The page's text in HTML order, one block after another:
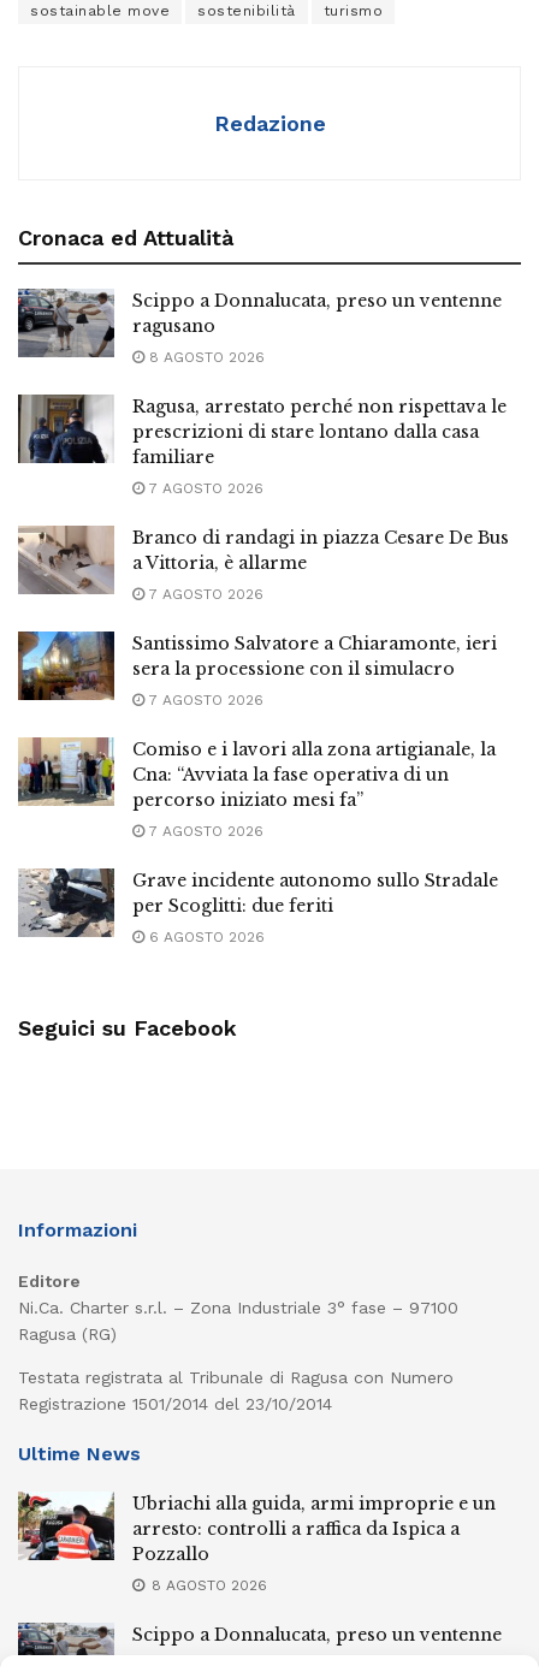
sostainable move sostenibilità turismo
Redazione
Cronaca ed Attualità
Scippo a Donnalucata, preso un ventenne
ragusano
8 AGOSTO 2026
Ragusa, arrestato perché non rispettava le
prescrizioni di stare lontano dalla casa
familiare
7 AGOSTO 2026
Branco di randagi in piazza Cesare De Bus
a Vittoria, è allarme
7 AGOSTO 2026
Santissimo Salvatore a Chiaramonte, ieri
sera la processione con il simulacro
7 AGOSTO 2026
Comiso e i lavori alla zona artigianale, la
Cna: “Avviata la fase operativa di un
percorso iniziato mesi fa”
7 AGOSTO 2026
Grave incidente autonomo sullo Stradale
per Scoglitti: due feriti
6 AGOSTO 2026
Seguici su Facebook
Informazioni
Editore
Ni.Ca. Charter s.r.l. – Zona Industriale 3° fase – 97100
Ragusa (RG)
Testata registrata al Tribunale di Ragusa con Numero
Registrazione 1501/2014 del 23/10/2014
Ultime News
Ubriachi alla guida, armi improprie e un
arresto: controlli a raffica da Ispica a
Pozzallo
8 AGOSTO 2026
Scippo a Donnalucata, preso un ventenne